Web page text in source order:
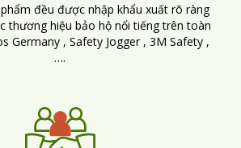
đều được nhập khẩu xuất rõ ràng
thương hiệu bảo hộ nổi tiếng trên toàn
Germany , Safety Jogger , 3M Safety ,
….